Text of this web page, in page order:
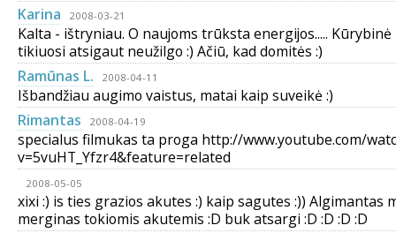
Karina
2008-03-21
Kalta - ištryniau. O naujoms trūksta energijos..... Kūrybinė
tikiuosi atsigaut neužilgo :) Ačiū, kad domitės :)
Ramūnas L.
2008-04-11
Išbandžiau augimo vaistus, matai kaip suveikė :)
Rimantas
2008-04-19
specialus filmukas ta proga http://www.youtube.com/
v=5vuHT_Yfzr4&feature=related
2008-05-05
xixi :) is ties grazios akutes :) kaip sagutes :)) Algimantas
merginas tokiomis akutemis :D buk atsargi :D :D :D :D